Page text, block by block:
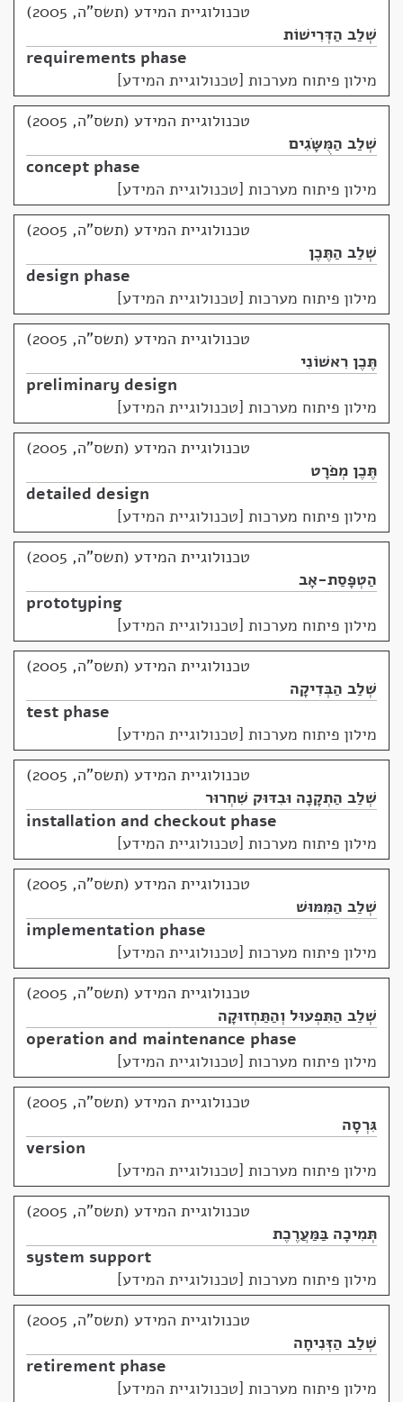
טכנולוגיית המידע (תשס"ה, 2005)
שְׁלַב הַדְּרִישׁוֹת
requirements phase
מילון פיתוח מערכות [טכנולוגיית המידע]
טכנולוגיית המידע (תשס"ה, 2005)
שְׁלַב הַמֻּשָּׂגִים
concept phase
מילון פיתוח מערכות [טכנולוגיית המידע]
טכנולוגיית המידע (תשס"ה, 2005)
שְׁלַב הַתֶּכֶן
design phase
מילון פיתוח מערכות [טכנולוגיית המידע]
טכנולוגיית המידע (תשס"ה, 2005)
תֶּכֶן רִאשׁוֹנִי
preliminary design
מילון פיתוח מערכות [טכנולוגיית המידע]
טכנולוגיית המידע (תשס"ה, 2005)
תֶּכֶן מְפֹרָט
detailed design
מילון פיתוח מערכות [טכנולוגיית המידע]
טכנולוגיית המידע (תשס"ה, 2005)
הַטְפָּסַת-אָב
prototyping
מילון פיתוח מערכות [טכנולוגיית המידע]
טכנולוגיית המידע (תשס"ה, 2005)
שְׁלַב הַבְּדִיקָה
test phase
מילון פיתוח מערכות [טכנולוגיית המידע]
טכנולוגיית המידע (תשס"ה, 2005)
שְׁלַב הַתְקָנָה וּבִדּוּק שִׁחְרוּר
installation and checkout phase
מילון פיתוח מערכות [טכנולוגיית המידע]
טכנולוגיית המידע (תשס"ה, 2005)
שְׁלַב הַמִּמּוּשׁ
implementation phase
מילון פיתוח מערכות [טכנולוגיית המידע]
טכנולוגיית המידע (תשס"ה, 2005)
שְׁלַב הַתִּפְעוּל וְהַתַּחְזוּקָה
operation and maintenance phase
מילון פיתוח מערכות [טכנולוגיית המידע]
טכנולוגיית המידע (תשס"ה, 2005)
גִּרְסָה
version
מילון פיתוח מערכות [טכנולוגיית המידע]
טכנולוגיית המידע (תשס"ה, 2005)
תְּמִיכָה בַּמַּעֲרֶכֶת
system support
מילון פיתוח מערכות [טכנולוגיית המידע]
טכנולוגיית המידע (תשס"ה, 2005)
שְׁלַב הַזְּנִיחָה
retirement phase
מילון פיתוח מערכות [טכנולוגיית המידע]